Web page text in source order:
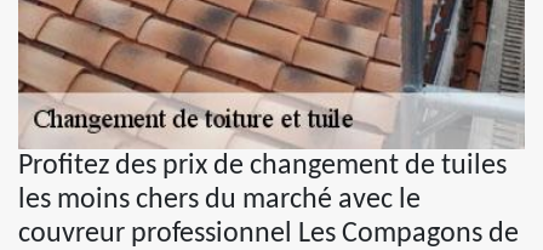
Profitez des prix de changement de tuiles
les moins chers du marché avec le
couvreur professionnel Les Compagons de